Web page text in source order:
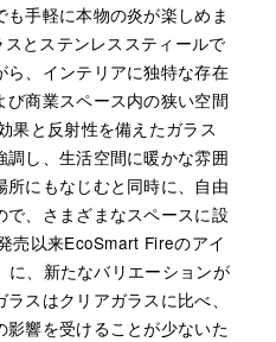
手軽に本物の炎が楽しめま
とステンレススティールで
、インテリアに独特な存在
商業スペース内の狭い空間
果と反射性を備えたガラス
し、生活空間に暖かな雰囲
にもなじむと同時に、自由
、さまざまなスペースに設
売以来EcoSmart Fireのアイ
に、新たなバリエーションが
スはクリアガラスに比べ、
響を受けることが少ないた